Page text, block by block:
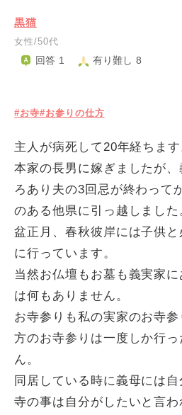
黒猫
女性/50代
回答 1 有り難し 8
#お寺#お参りの仕方
主人が病死して20年経ちます
本家の長男に嫁ぎましたが
ろあり夫の3回忌が終わって
のある他県に引っ越しました
盆正月、春秋彼岸には子供
に行っています。
当然お仏壇もお墓も義実家
は何もありません。
お寺参りも私の実家のお寺
方のお寺参りは一度しか行
ん。
同居している時に義母には
寺の事は自分がしたいと言